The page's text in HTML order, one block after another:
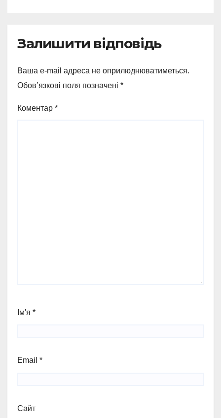
Залишити відповідь
Ваша e-mail адреса не оприлюднюватиметься.
Обов’язкові поля позначені *
Коментар *
Ім'я *
Email *
Сайт